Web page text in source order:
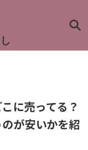
に売ってる？
が安いかを紹